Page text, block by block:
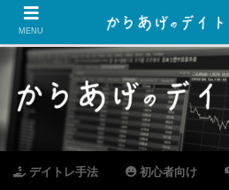
デイトレ手法 初心者向け
MENU